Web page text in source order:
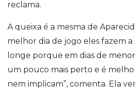
reclama.
A queixa é a mesma de
melhor dia de jogo eles fazem
longe porque em dias de
um pouco mais perto e é
nem implicam”, comenta. Ela